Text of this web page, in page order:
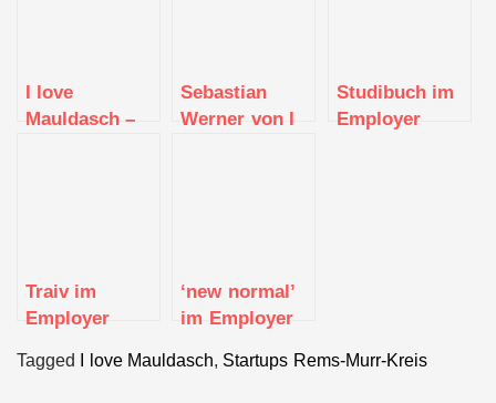
I love
Mauldasch –
Sebastian
Werner von I
Studibuch im
Employer
Traiv im
Employer
‘new normal’
im Employer
Tagged I love Mauldasch, Startups Rems-Murr-Kreis